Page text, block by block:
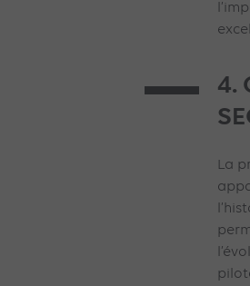
4.
La